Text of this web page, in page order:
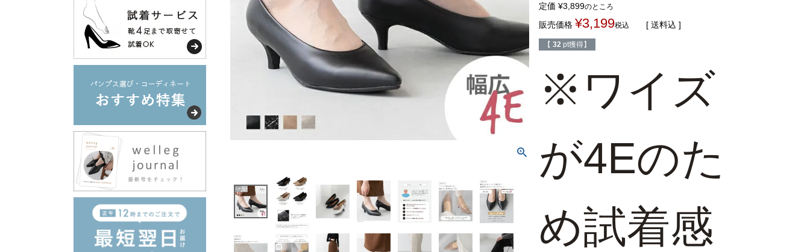
定価 ¥3,899のところ
販売価格 ¥3,199税込 送料込
【 32 pt獲得】
※ワイズ
が4Eのた
め試着感